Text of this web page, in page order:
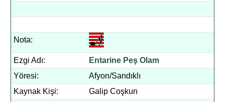
Nota:
Ezgi Adı:
Entarine Peş Olam
Yöresi:
Afyon/Sandıklı
Kaynak Kişi:
Galip Coşkun